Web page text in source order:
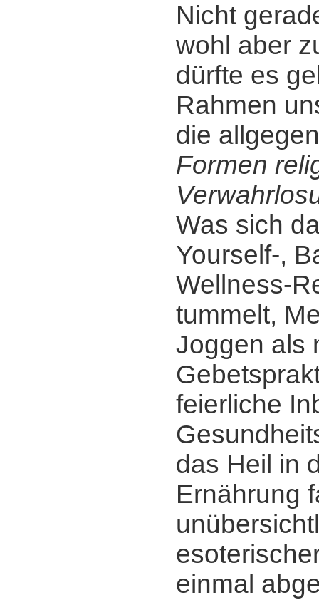
Nicht
wohl aber
dürfte es
Rahmen
die
Formen
Was sich
Yourself-,
Wellness-
tummelt,
Joggen als
feierliche
das Heil in
Ernährung
einmal